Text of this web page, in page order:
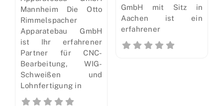
Mannheim Die Otto
Rimmelspacher
Apparatebau GmbH
ist Ihr erfahrener
Partner für CNC-
Bearbeitung, WIG-
Schweißen und
Lohnfertigung in
GmbH mit Sitz in
Aachen ist ein
erfahrener